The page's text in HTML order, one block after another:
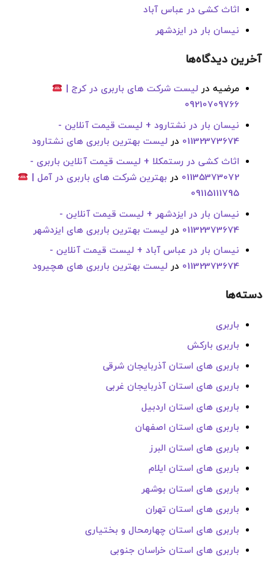
اثاث کشی در عباس آباد
نیسان بار در ایزدشهر
آخرین دیدگاه‌ها
مرضیه درلیست شرکت های باربری در کرج |
09210709766
نیسان بار در نشتارود + لیست قیمت آنلاین -
01132373674 درلیست بهترین باربری های نشتارود
اثاث کشی در رستمکلا + لیست قیمت آنلاین باربری -
01135373072 در بهترین شرکت های باربری در آمل |
09115111795
نیسان بار در ایزدشهر + لیست قیمت آنلاین -
01132373674 درلیست بهترین باربری های ایزدشهر
نیسان بار در عباس آباد + لیست قیمت آنلاین -
01132373674 درلیست بهترین باربری های هچیرود
دسته‌ها
باربری
باربری بارکش
باربری های استان آذربایجان شرقی
باربری های استان آذربایجان غربی
باربری های استان اردبیل
باربری های استان اصفهان
باربری های استان البرز
باربری های استان ایلام
باربری های استان بوشهر
باربری های استان تهران
باربری های استان چهارمحال و بختیاری
باربری های استان خراسان جنوبی